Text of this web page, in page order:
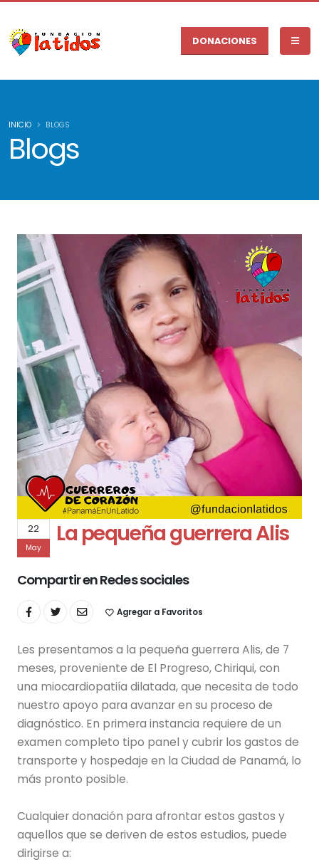
DONACIONES
Blogs
INICIO BLOGS
22
May
La pequeña guerrera Alis
Compartir en Redes sociales
Agregar a Favoritos
Les presentamos a la pequeña guerrera Alis, de 7
meses, proveniente de El Progreso, Chiriqui, con
una miocardiopatiía dilatada, que necesita de todo
nuestro apoyo para avanzar en su proceso de
diagnóstico. En primera instancia requiere de un
examen completo tipo panel y cubrir los gastos de
transporte y hospedaje en la Ciudad de Panamá, lo
más pronto posible.
Cualquier donación para afrontar estos gastos y
aquellos que se deriven de estos estudios, puede
dirigirse a: